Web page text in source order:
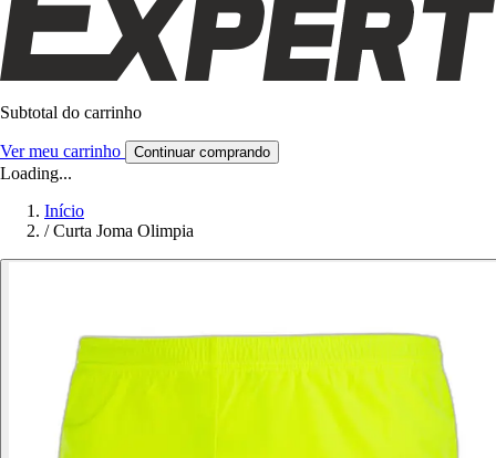
Subtotal do carrinho
Ver meu carrinho Continuar comprando
Loading...
Início
/ Curta Joma Olimpia